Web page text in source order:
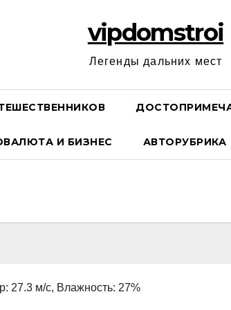
vipdomstroi
Легенды дальних мест
И БИЗНЕС АВТОРУБРИКА
27.3 м/с, Влажность: 27%